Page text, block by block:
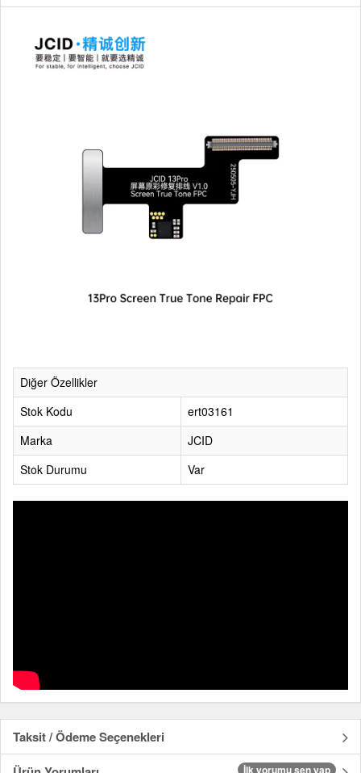
Diğer Özellikler
Stok Kodu
ert03161
Marka
JCID
Stok Durumu
Var
Taksit / Ödeme Seçenekleri
İlk yorumu sen yap